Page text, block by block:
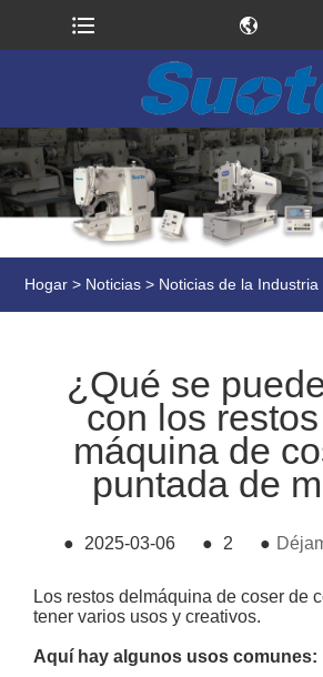
Hogar > Noticias > Noticias de la Industria
¿Qué se
con los
máquina de
puntada de
● 2025-03-06 ● 2 ●
Los restos del máquina de coser de
tener varios usos y creativos.
Aquí hay algunos usos comunes: